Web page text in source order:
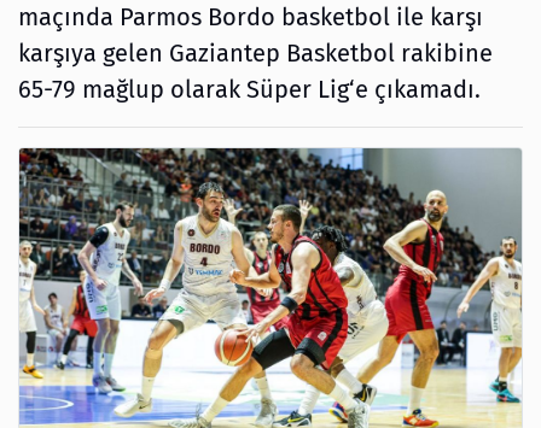
maçında Parmos Bordo basketbol ile karşı
karşıya gelen Gaziantep Basketbol rakibine
65-79 mağlup olarak Süper Lig‘e çıkamadı.